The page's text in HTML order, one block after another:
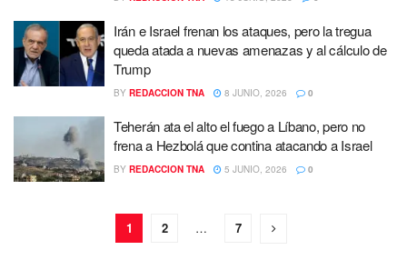
Irán e Israel frenan los ataques, pero la tregua
queda atada a nuevas amenazas y al cálculo de
Trump
BY REDACCION TNA 8 JUNIO, 2026 0
Teherán ata el alto el fuego a Líbano, pero no
frena a Hezbolá que contina atacando a Israel
BY REDACCION TNA 5 JUNIO, 2026 0
1 2 … 7